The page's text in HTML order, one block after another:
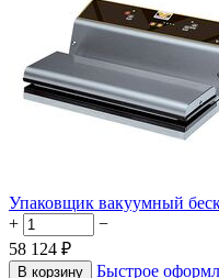
Упаковщик вакуумный
+
−
58 124 ₽
В корзину
Быстрое